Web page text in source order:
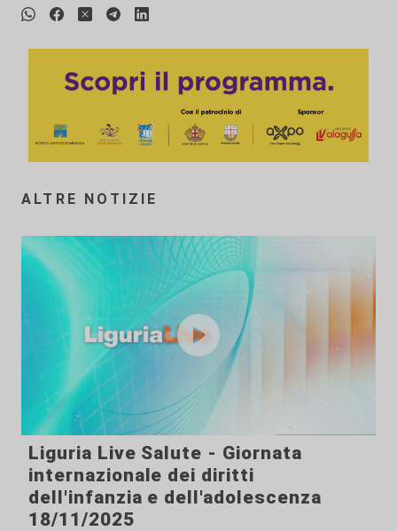
ALTRE NOTIZIE
Liguria Live Salute - Giornata
internazionale dei diritti
dell'infanzia e dell'adolescenza
18/11/2025